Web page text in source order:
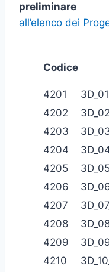
all’elenco dei
Codice
4201
4202
4203
4204
4205
4206
4207
4208
4209
4210